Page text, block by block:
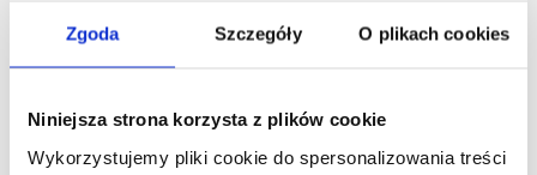
Zgoda Szczegóły O plikach cookies
Niniejsza strona korzysta z plików cookie
Wykorzystujemy pliki cookie do spersonalizowania treści
Medyczne Centrum
sekretariat@ur.edu.pl